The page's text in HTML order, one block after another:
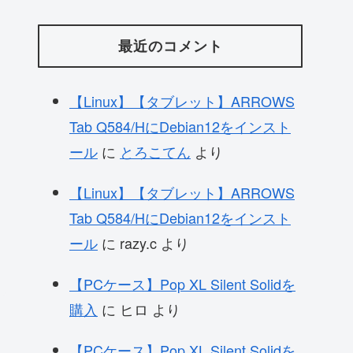
最近のコメント
【Linux】【タブレット】ARROWS
Tab Q584/HにDebian12をインスト
ール に とろこてん より
【Linux】【タブレット】ARROWS
Tab Q584/HにDebian12をインスト
ール に razy.c より
【PCケース】Pop XL Silent Solidを
購入 に ヒロ より